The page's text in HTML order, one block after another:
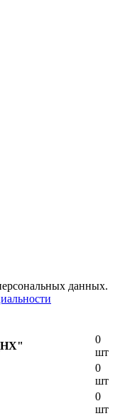
данных.
0
шт
0
шт
0
шт